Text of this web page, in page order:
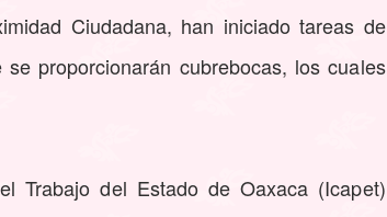
Ciudadana, han iniciado tareas de
proporcionarán cubrebocas, los cuales
Trabajo del Estado de Oaxaca (Icapet)